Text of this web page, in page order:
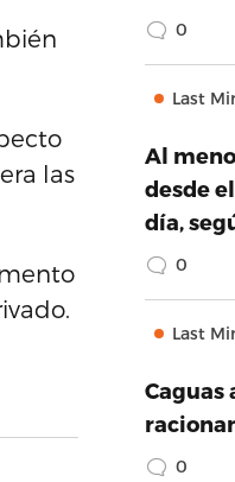
las
0
Last
Al
desde
día,
0
Last
Caguas
0